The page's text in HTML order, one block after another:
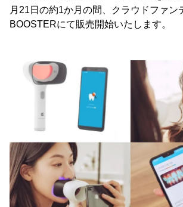
月21日の約1か月の間、クラウドファン
BOOSTERにて販売開始いたします。